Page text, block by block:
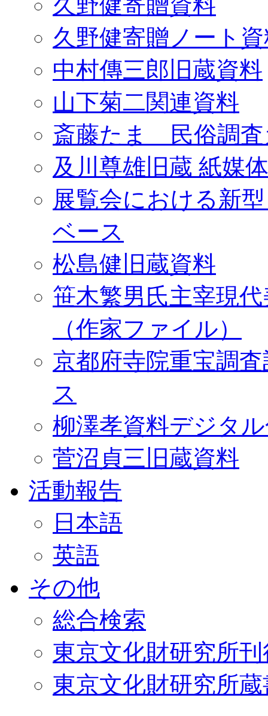
久野健寄贈ノート
中村傳三郎旧蔵資料
山下菊二関連資料
斎藤たま 民俗調査
及川尊雄旧蔵 紙媒
展覧会における新
ベース
松島健旧蔵資料
笹木繁男氏主宰現
（作家ファイル）
京都府寺院重宝調
ス
柳澤孝資料デジタ
菅沼貞三旧蔵資料
活動報告
日本語
英語
その他
総合検索
東京文化財研究所
東京文化財研究所